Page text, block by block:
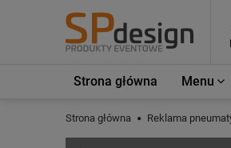
Strona główna Menu
Strona główna Reklama